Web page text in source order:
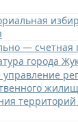
— счетная
города
управление
территорий